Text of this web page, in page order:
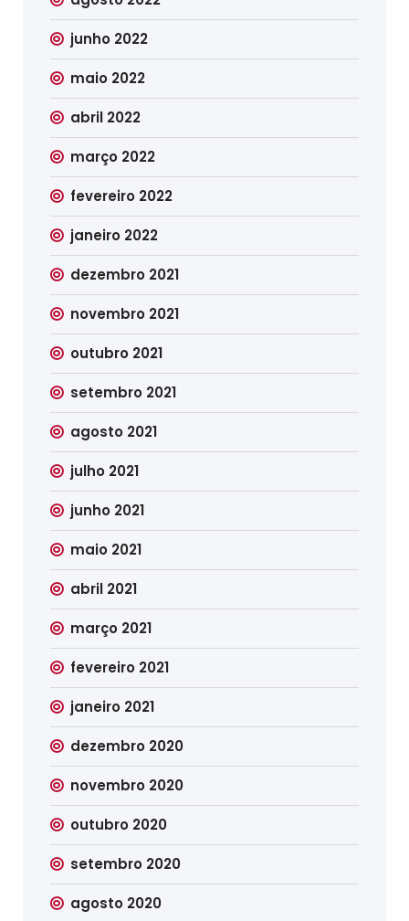
junho 2022
maio 2022
abril 2022
março 2022
fevereiro 2022
janeiro 2022
dezembro 2021
novembro 2021
outubro 2021
setembro 2021
agosto 2021
julho 2021
junho 2021
maio 2021
abril 2021
março 2021
fevereiro 2021
janeiro 2021
dezembro 2020
novembro 2020
outubro 2020
setembro 2020
agosto 2020